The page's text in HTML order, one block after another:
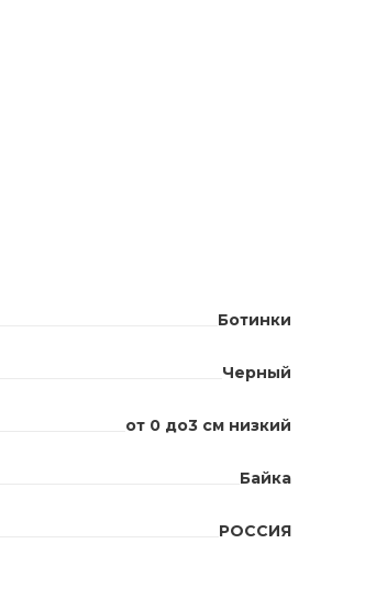
Ботинки
Черный
от 0 до3 см низкий
Байка
РОССИЯ